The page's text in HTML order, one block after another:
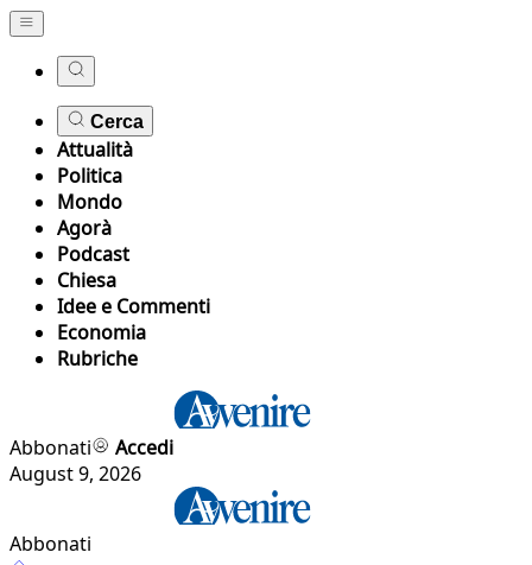
Cerca
Attualità
Politica
Mondo
Agorà
Podcast
Chiesa
Idee e Commenti
Economia
Rubriche
Abbonati
Accedi
August 9, 2026
Abbonati